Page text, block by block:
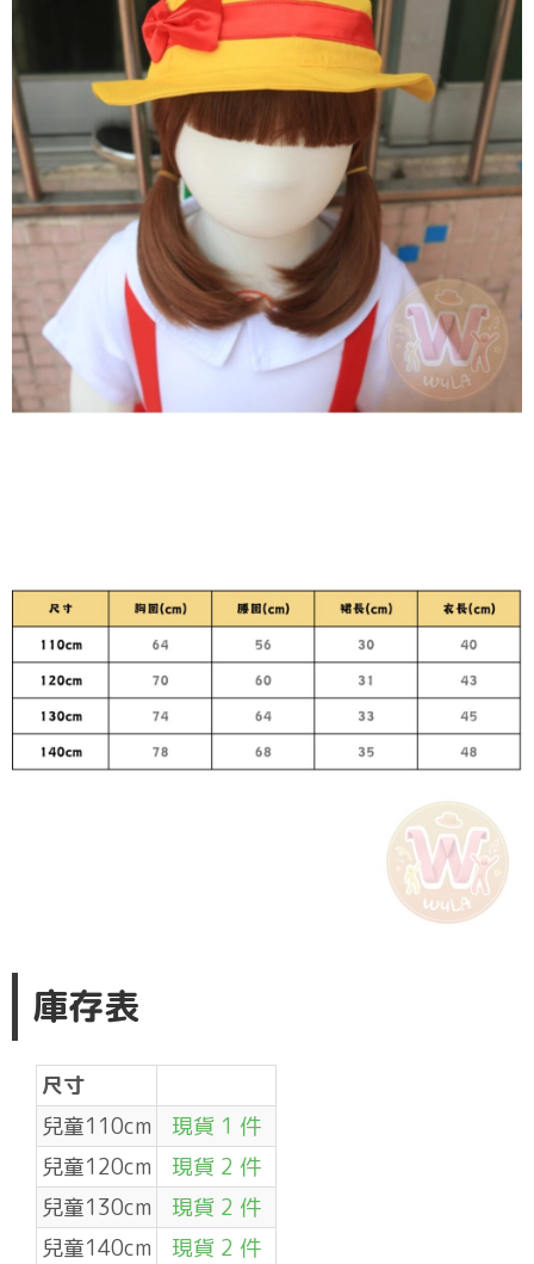
庫存表
尺寸
兒童110cm
現貨 1 件
兒童120cm
現貨 2 件
兒童130cm
現貨 2 件
兒童140cm
現貨 2 件